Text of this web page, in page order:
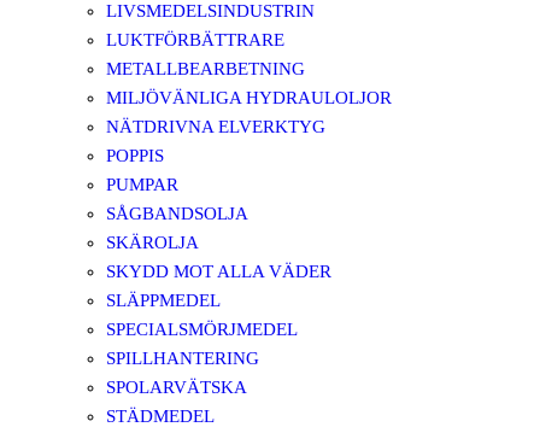
LIVSMEDELSINDUSTRIN
LUKTFÖRBÄTTRARE
METALLBEARBETNING
MILJÖVÄNLIGA HYDRAULOLJOR
NÄTDRIVNA ELVERKTYG
POPPIS
PUMPAR
SÅGBANDSOLJA
SKÄROLJA
SKYDD MOT ALLA VÄDER
SLÄPPMEDEL
SPECIALSMÖRJMEDEL
SPILLHANTERING
SPOLARVÄTSKA
STÄDMEDEL